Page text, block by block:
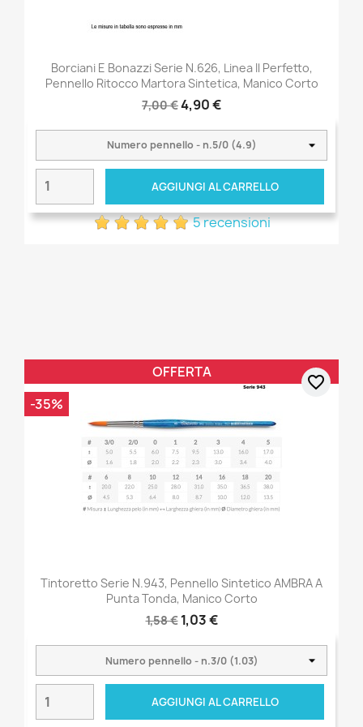
Borciani E Bonazzi Serie N.626, Linea Il Perfetto,
Pennello Ritocco Martora Sintetica, Manico Corto
7,00 €4,90 €
AGGIUNGI AL CARRELLO
5 recensioni
Tintoretto Serie N.943, Pennello Sintetico AMBRA A
Punta Tonda, Manico Corto
1,58 € 1,03 €
AGGIUNGI AL CARRELLO
OFFERTA
-35%
favorite_border